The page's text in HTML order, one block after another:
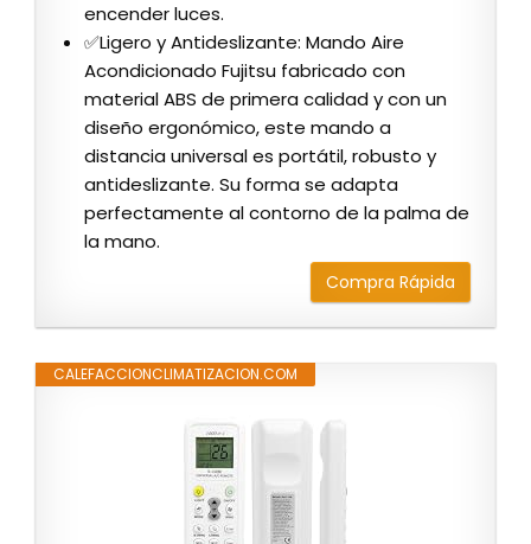
encender luces.
✅Ligero y Antideslizante: Mando Aire
Acondicionado Fujitsu fabricado con
material ABS de primera calidad y con un
diseño ergonómico, este mando a
distancia universal es portátil, robusto y
antideslizante. Su forma se adapta
perfectamente al contorno de la palma de
la mano.
Compra Rápida
CALEFACCIONCLIMATIZACION.COM